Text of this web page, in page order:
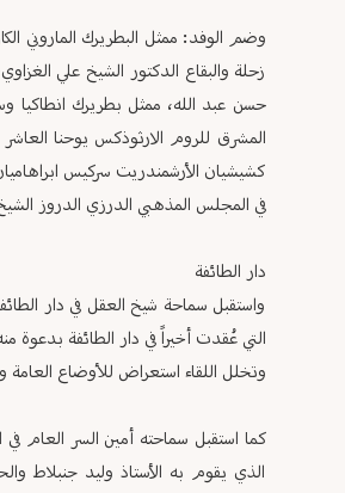
وضم الوفد: ممثل البطريرك الماروني
زحلة والبقاع الدكتور الشيخ علي
حسن عبد الله، ممثل بطريرك انطاكيا
المشرق للروم الارثوذكس يوحنا
كشيشيان الأرشمندريت سركيس
في المجلس المذهبي الدرزي الدروز
دار الطائفة
واستقبل سماحة شيخ العقل في دار
التي عُقدت أخيراً في دار الطائفة بدعوة
وتخلل اللقاء استعراض للأوضاع العامة
كما استقبل سماحته أمين السر العام في
الذي يقوم به الأستاذ وليد جنبلاط